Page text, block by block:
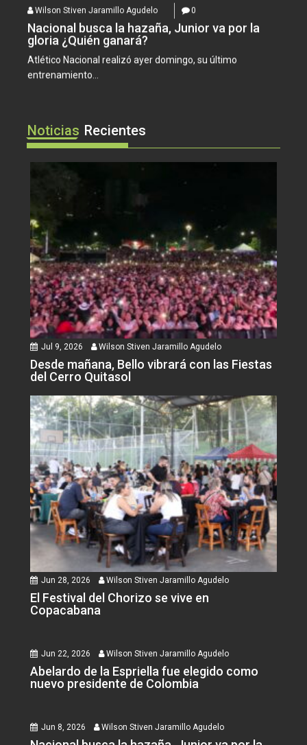
gloria ¿Quién ganará?
Atlético Nacional realizó ayer domingo, su último
entrenamiento...
Wilson Stiven Jaramillo
El Festival del Chorizo
se vive en Copacabana
Una nueva versión del Festival
del Chorizo Artesanal...
Wilson Stiven Jaramillo
Agudelo
0
Abelardo de la Espriella
fue elegido como nuevo
presidente de Colombia
Colombia eligió el día de ayer al nuevo...
Wilson Stiven Jaramillo
Agudelo
0
Nacional busca la
hazaña, Junior va por la
gloria ¿Quién ganará?
Atlético Nacional realizó ayer domingo, su último
entrenamiento...
Noticias Recientes
Jul 9, 2026 Wilson Stiven Jaramillo Agudelo
Desde mañana, Bello vibrará con las Fiestas
del Cerro Quitasol
Jun 28, 2026 Wilson Stiven Jaramillo Agudelo
El Festival del Chorizo se vive en
Copacabana
Jun 22, 2026 Wilson Stiven Jaramillo Agudelo
Abelardo de la Espriella fue elegido como
nuevo presidente de Colombia
Jun 8, 2026 Wilson Stiven Jaramillo Agudelo